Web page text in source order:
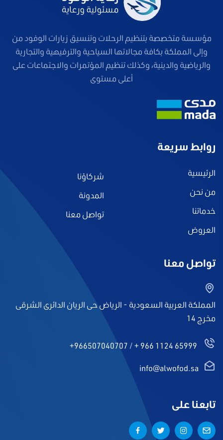
مؤسسة متخصصة بتنظيم الرحلات وتنسيق زيارات الوفود من
وإلى المملكة بكافة مجالاتها السياحية والترفيهية والتجارية
والرياضية والدينية، وكذلك تنظيم المؤتمرات والاجتماعات على
أعلى مستوى
روابط سريعة
الرئيسية
من نحن
خدماتنا
العروض
شركاؤنا
المدونة
تواصل معنا
تواصل معنا
المملكة العربية السعودية - الرياض حى الريان الدائرى الشرقى
مخرج 14
+ 966 1124 65999
/
+966507040707
info@alwofod.sa
تابعنا على